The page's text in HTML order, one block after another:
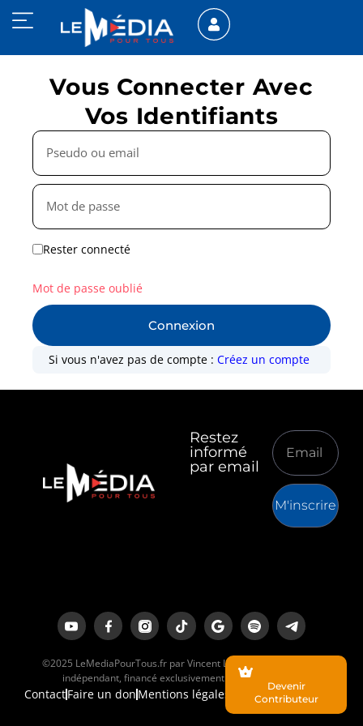
Vous Connecter Avec
Vos Identifiants
Rester connecté
Connexion
Mot de passe oublié
Si vous n'avez pas de compte :Créez un compte
Restez
informé
par email
M'inscrire
©2025 LeMediaPourTous.fr par Vincent Lapierre est un média
indépendant, financé exclusivement par ses lecteurs.
ContactFaire un don Mentions légales
Devenir
Contributeur